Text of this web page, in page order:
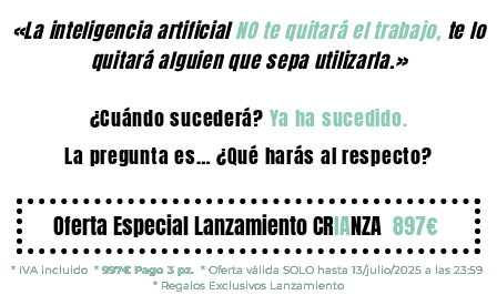
«La inteligencia artificialNO te quitará el trabajo, te lo
quitará alguien que sepa utilizarla.»
¿Cuándo sucederá? Ya ha sucedido.
La pregunta es… ¿Qué harás al respecto?
Oferta Especial Lanzamiento CRIANZA 897€
* IVA incluido * 997€ Pago 3 pz. * Oferta válida SOLO hasta 13/julio/2025 a las 23:59
* Regalos Exclusivos Lanzamiento